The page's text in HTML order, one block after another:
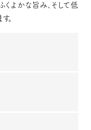
よかな旨み、そして低
。